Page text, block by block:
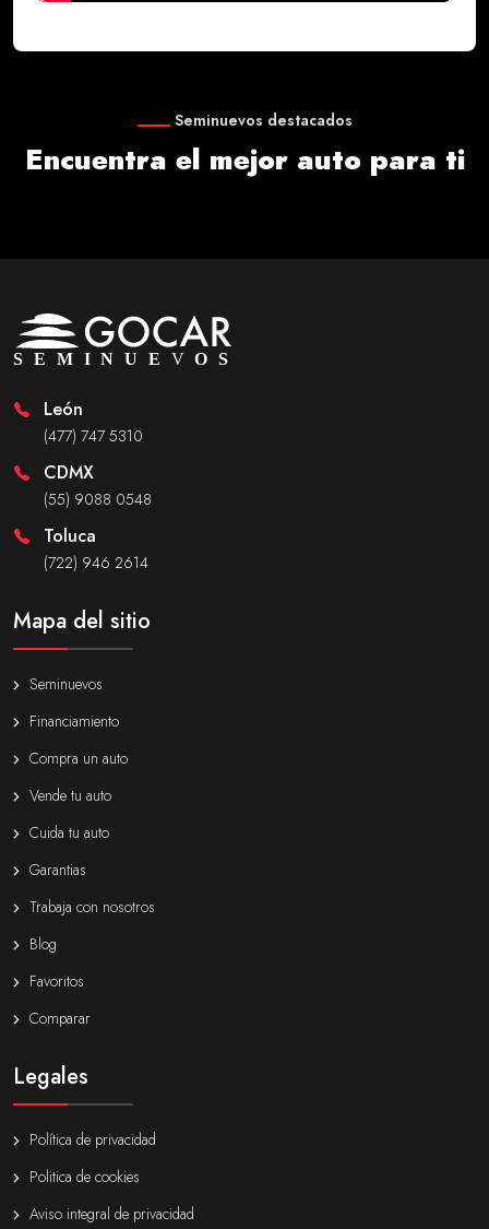
Seminuevos destacados
Encuentra el mejor auto para ti
León
(477) 747 5310
CDMX
(55) 9088 0548
Toluca
(722) 946 2614
Mapa del sitio
Seminuevos
Financiamiento
Compra un auto
Vende tu auto
Cuida tu auto
Garantias
Trabaja con nosotros
Blog
Favoritos
Comparar
Legales
Política de privacidad
Politica de cookies
Aviso integral de privacidad